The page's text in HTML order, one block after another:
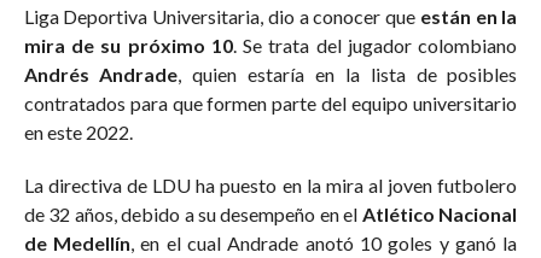
Liga Deportiva Universitaria, dio a conocer que están en la
mira de su próximo 10. Se trata del jugador colombiano
Andrés Andrade, quien estaría en la lista de posibles
contratados para que formen parte del equipo universitario
en este 2022.
La directiva de LDU ha puesto en la mira al joven futbolero
de 32 años, debido a su desempeño en el Atlético Nacional
de Medellín, en el cual Andrade anotó 10 goles y ganó la